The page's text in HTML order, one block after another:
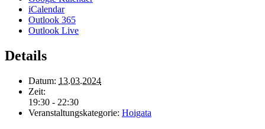
iCalendar
Outlook 365
Outlook Live
Details
Datum: 13.03.2024
Zeit:
19:30 - 22:30
Veranstaltungskategorie: Hoigata